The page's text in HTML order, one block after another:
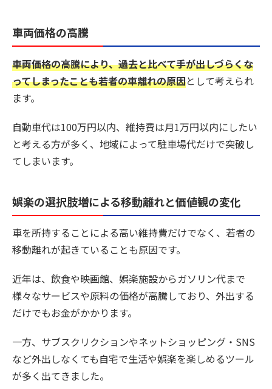
車両価格の高騰
車両価格の高騰により、過去と比べて手が出しづらくな
ってしまったことも若者の車離れの原因として考えられ
ます。
自動車代は100万円以内、維持費は月1万円以内にしたい
と考える方が多く、地域によって駐車場代だけで突破し
てしまいます。
娯楽の選択肢増による移動離れと価値観の変化
車を所持することによる高い維持費だけでなく、若者の
移動離れが起きていることも原因です。
近年は、飲食や映画館、娯楽施設からガソリン代まで
様々なサービスや原料の価格が高騰しており、外出する
だけでもお金がかかります。
一方、サブスクリクションやネットショッピング・SNS
など外出しなくても自宅で生活や娯楽を楽しめるツール
が多く出てきました。